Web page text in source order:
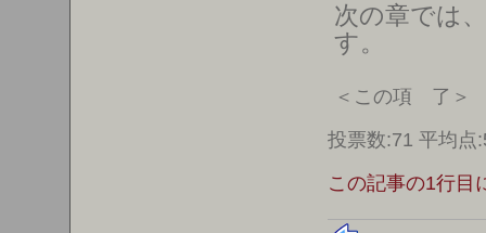
次の章では
す。
＜この項 了＞
投票数:71 平均点
この記事の1行目